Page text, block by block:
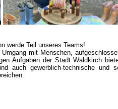
werde Teil unseres Teams!
mit Menschen,
Aufgaben der Stadt Waldkirch
auch gewerblich-technische und